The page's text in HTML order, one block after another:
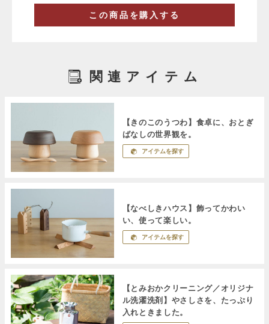
この商品を購入する
関連アイテム
【きのこのうつわ】食卓に、おとぎ
ばなしの世界観を。
アイテムを探す
【なべしきハウス】飾ってかわい
い、使って楽しい。
アイテムを探す
【とみおかクリーニング／オリジナ
ル洗濯洗剤】やさしさを、たっぷり
入れときました。